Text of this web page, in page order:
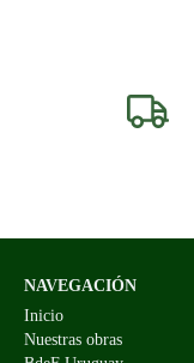
NAVEGACIÓN
Inicio
Nuestras obras